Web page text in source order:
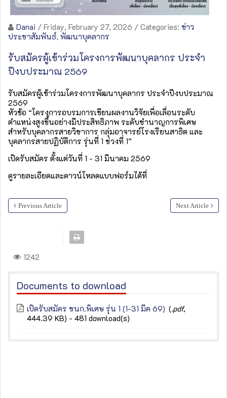
Danai / Friday, February 27, 2026 / Categories: ข่าว
ประชาสัมพันธ์, พัฒนาบุคลากร
รับสมัครผู้เข้าร่วมโครงการพัฒนาบุคลากร ประจำ
ปีงบประมาณ 2569
รับสมัครผู้เข้าร่วมโครงการพัฒนาบุคลากร ประจำปีงบประมาณ
2569
หัวข้อ “โครงการอบรมการเขียนผลงานวิจัยเพื่อเลื่อนระดับ
ตำแหน่งสูงขึ้นอย่างมีประสิทธิภาพ ระดับชำนาญการพิเศษ
สำหรับบุคลากรสายวิชาการ กลุ่มอาจารย์โรงเรียนสาธิต และ
บุคลากรสายปฏิบัติการ รุ่นที่ 1 ช่วงที่ 1”
เปิดรับสมัคร ตั้งแต่วันที่ 1 - 31 มีนาคม 2569
ดูรายละเอียดและดาวน์โหลดแบบฟอร์มได้ที่
Previous Article Next Article
1242
Documents to download
เปิดรับสมัคร ชนก.พิเศษ รุ่น 1 (1-31 มีค 69) (.pdf,
444.39 KB) - 481 download(s)